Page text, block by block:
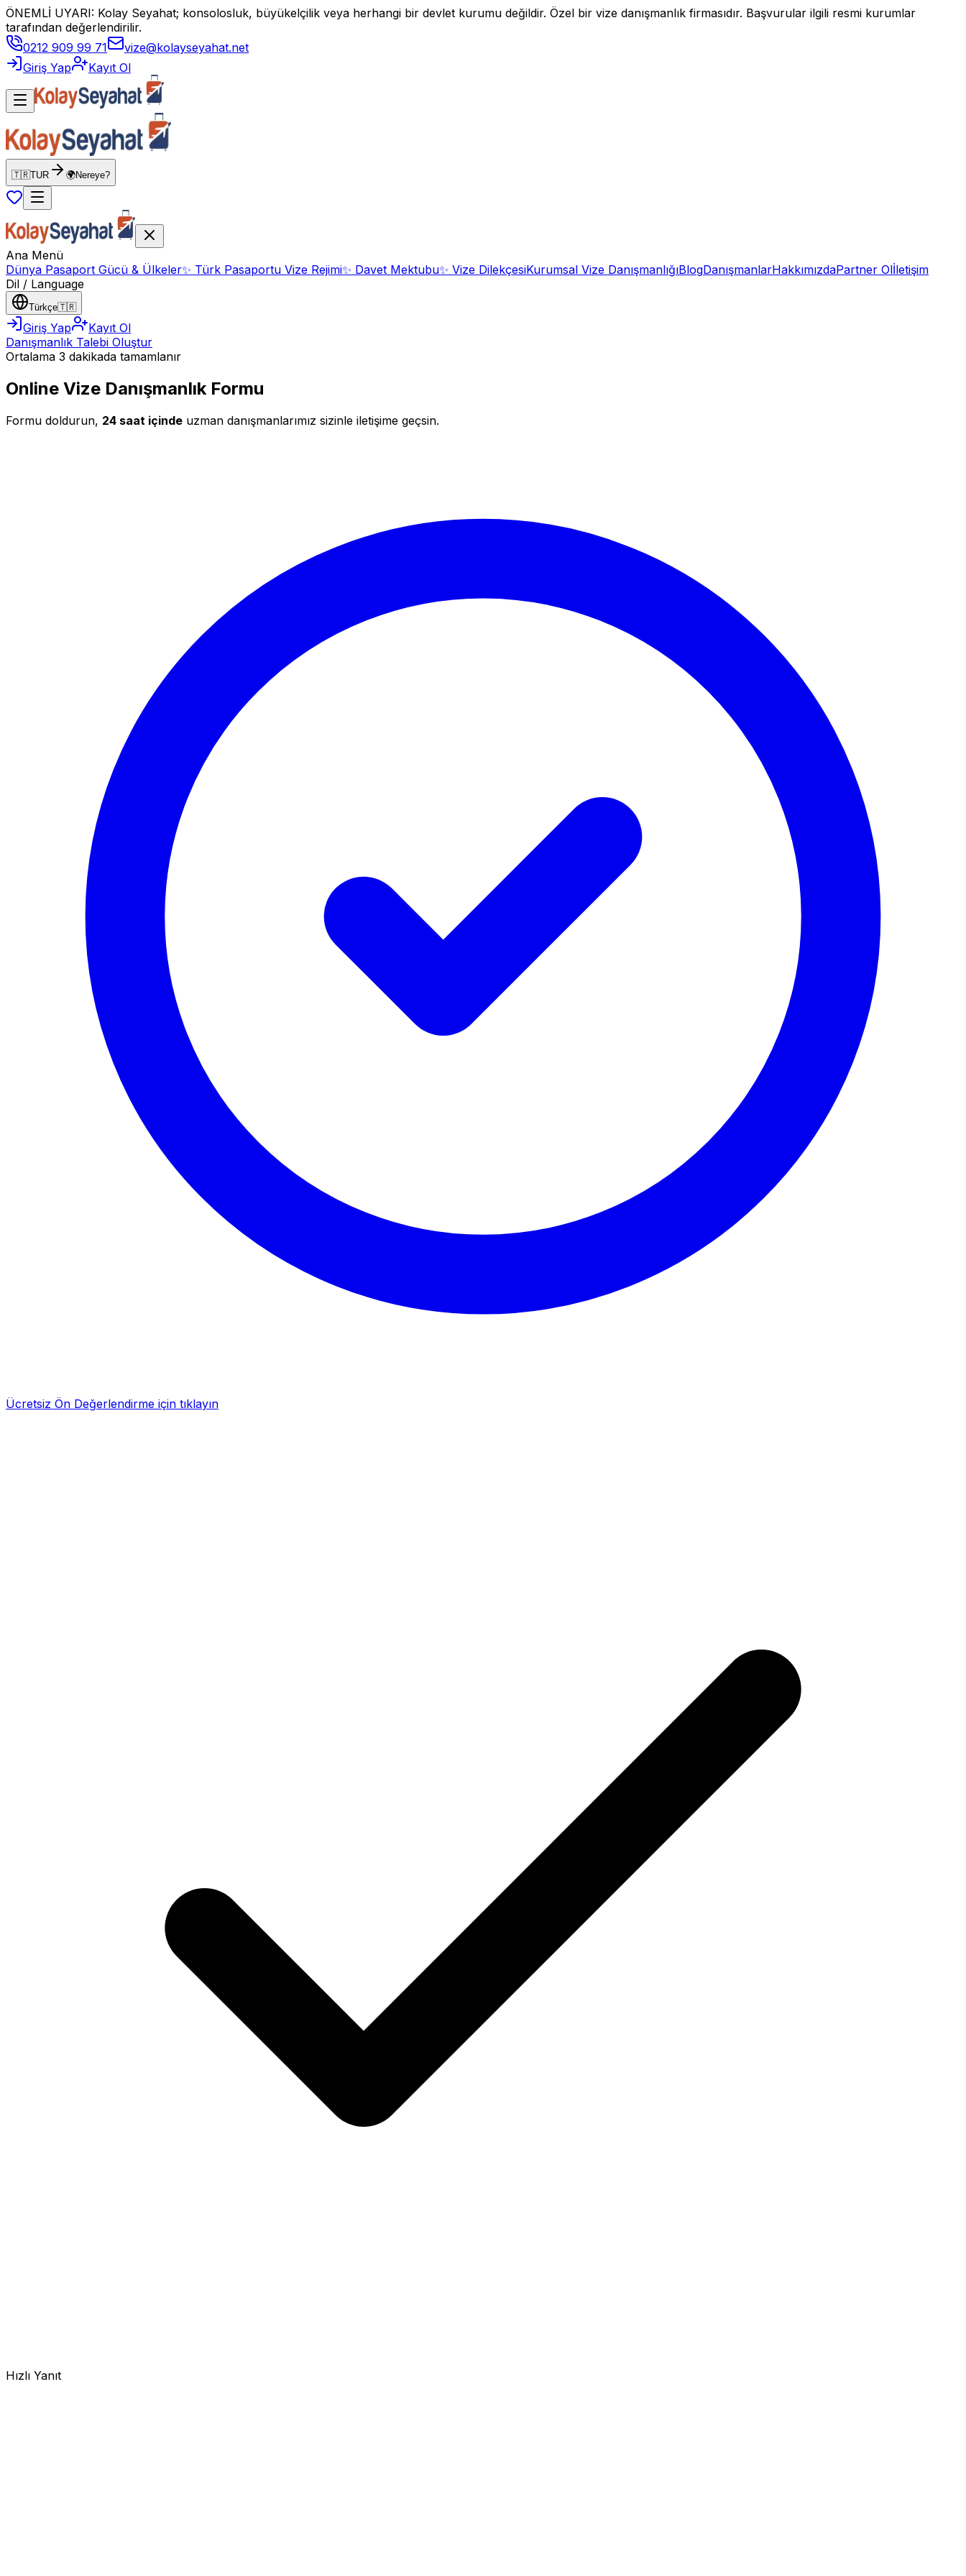
ÖNEMLİ UYARI: Kolay Seyahat; konsolosluk, büyükelçilik veya herhangi bir devlet kurumu değildir. Özel bir vize danışmanlık firmasıdır. Başvurular ilgili resmi kurumlar
tarafından değerlendirilir.
0212 909 99 71
vize@kolayseyahat.net
Giriş Yap
Kayıt Ol
🇹🇷TUR 🌍Nereye?
Ana Menü
Dünya Pasaport Gücü & Ülkeler✨ Türk Pasaportu Vize Rejimi✨ Davet Mektubu✨ Vize DilekçesiKurumsal Vize DanışmanlığıBlogDanışmanlarHakkımızdaPartner Olİletişim
Dil / Language
Türkçe🇹🇷
Giriş Yap
Kayıt Ol
Danışmanlık Talebi Oluştur
Ortalama 3 dakikada tamamlanır
Online Vize Danışmanlık Formu
Formu doldurun, 24 saat içinde uzman danışmanlarımız sizinle iletişime geçsin.
Ücretsiz Ön Değerlendirme için tıklayın
Hızlı Yanıt